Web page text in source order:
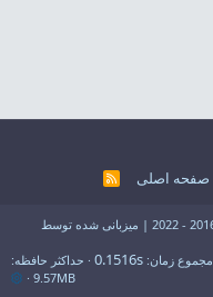
صفحه اصلی
R
©تمامی حقوق برای ایران وب ادمین محفوظ است ®2016 - 2022 | میزبانی شده توسط
مجموع زمان 0.1516s
حداکثر حافظه
9.57MB